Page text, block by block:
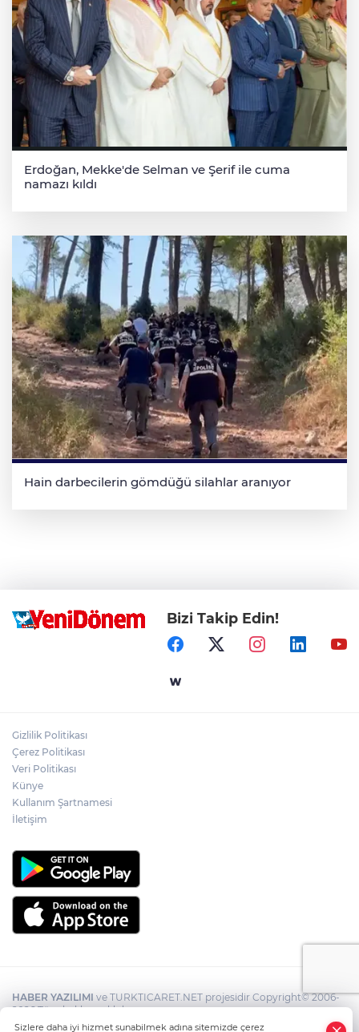
Erdoğan, Mekke'de Selman ve Şerif ile cuma
namazı kıldı
Hain darbecilerin gömdüğü silahlar aranıyor
Bizi Takip Edin!
Gizlilik Politikası
Çerez Politikası
Veri Politikası
Künye
Kullanım Şartnamesi
İletişim
HABER YAZILIMI ve TURKTICARET.NET projesidir Copyright© 2006-
2026 Tüm hakları saklıdır.
Sizlere daha iyi hizmet sunabilmek adına sitemizde çerez